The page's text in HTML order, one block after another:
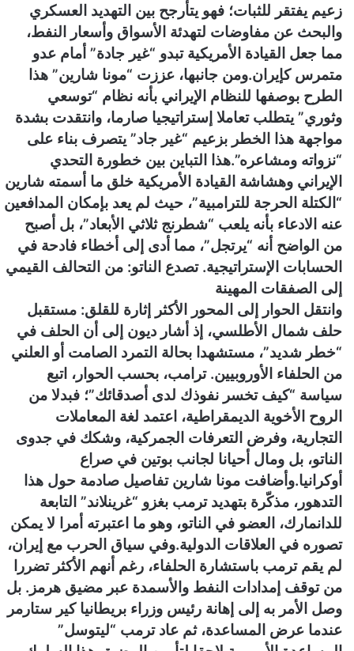
زعيم يفتقر للثبات؛ فهو يتأرجح بين التهديد العسكري
والبحث عن مفاوضات لتهدئة الأسواق وأسعار النفط،
مما جعل القيادة الأمريكية تبدو “غير جادة” أمام عدو
متمرس كإيران.ومن جانبها، عززت “مونا شارين” هذا
الطرح بوصفها للنظام الإيراني بأنه نظام “توسعي
وثوري” يتطلب تعاملا إستراتيجيا صارما، وانتقدت بشدة
مواجهة هذا الخطر بزعيم “غير جاد” يتصرف بناء على
“نزواته ومشاعره”.هذا التباين بين خطورة التحدي
الإيراني وهشاشة القيادة الأمريكية خلق ما أسمته شارين
“الكتلة الحرجة للترامبية”، حيث لم يعد بإمكان المدافعين
عنه الادعاء بأنه يلعب “شطرنج ثلاثي الأبعاد”، بل أصبح
من الواضح أنه “يرتجل”، مما أدى إلى أخطاء فادحة في
الحسابات الإستراتيجية. تصدع الناتو: من التحالف القيمي
إلى الصفقات المهينة
وانتقل الحوار إلى المحور الأكثر إثارة للقلق: مستقبل
حلف شمال الأطلسي، إذ أشار ديون إلى أن الحلف في
“خطر شديد”، مستشهدا بحالة التمرد الصامت أو العلني
من الحلفاء الأوروبيين. ترامب، بحسب الحوار، اتبع
سياسة “كيف تخسر نفوذك لدى أصدقائك”؛ فبدلا من
الروح الأخوية الديمقراطية، اعتمد لغة المعاملات
التجارية، وفرض التعرفات الجمركية، وشكك في جدوى
الناتو، بل ومال أحيانا لجانب بوتين في صراع
أوكرانيا.وأضافت مونا شارين تفاصيل صادمة حول هذا
التدهور، مذكّرة بتهديد ترمب بغزو “غرينلاند” التابعة
للدانمارك، العضو في الناتو، وهو ما اعتبرته أمرا لا يمكن
تصوره في العلاقات الدولية.وفي سياق الحرب مع إيران،
لم يقم ترمب باستشارة الحلفاء، رغم أنهم الأكثر تضررا
من توقف إمدادات النفط والأسمدة عبر مضيق هرمز. بل
وصل الأمر به إلى إهانة رئيس وزراء بريطانيا كير ستارمر
عندما عرض المساعدة، ثم عاد ترمب “ليتوسل”